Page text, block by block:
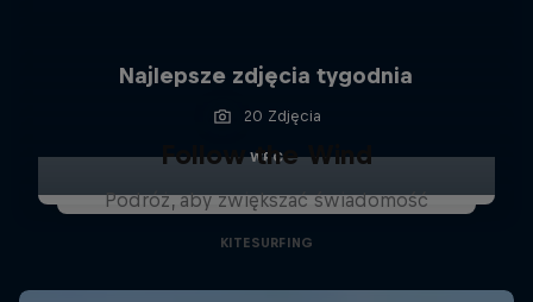
Najlepsze zdjęcia tygodnia
20 Zdjęcia
WRC
Follow the Wind
Podróż, aby zwiększać świadomość
KITESURFING